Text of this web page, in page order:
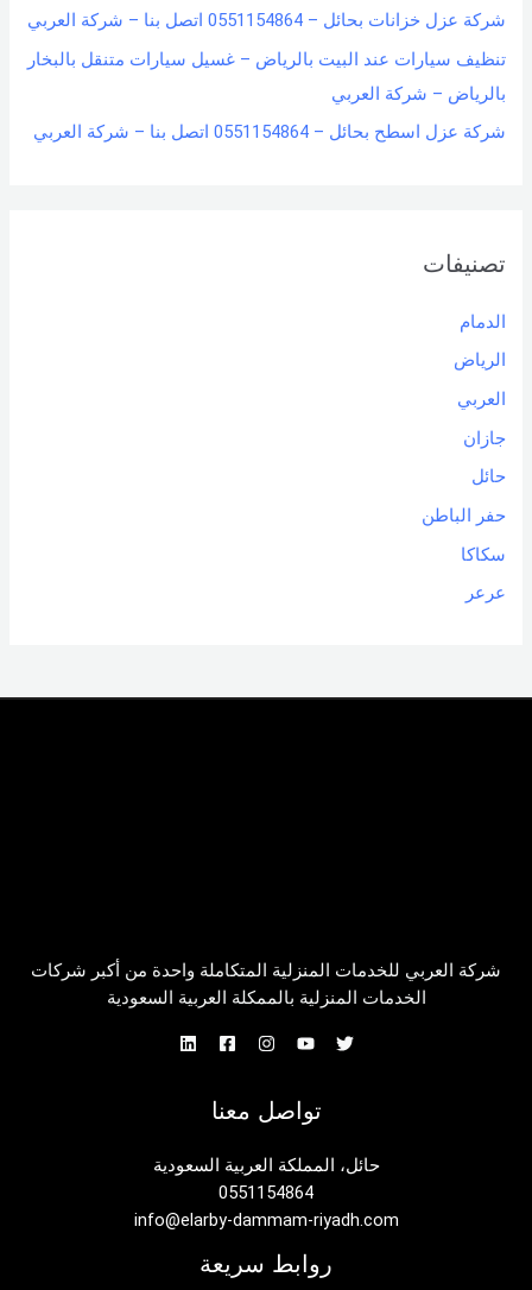
شركة عزل خزانات بحائل – 0551154864 اتصل بنا – شركة العربي
تنظيف سيارات عند البيت بالرياض – غسيل سيارات متنقل بالبخار
بالرياض – شركة العربي
شركة عزل اسطح بحائل – 0551154864 اتصل بنا – شركة العربي
تصنيفات
الدمام
الرياض
العربي
جازان
حائل
حفر الباطن
سكاكا
عرعر
شركة العربي للخدمات المنزلية المتكاملة واحدة من أكبر شركات
الخدمات المنزلية بالممكلة العربية السعودية
تواصل معنا
حائل، المملكة العربية السعودية
0551154864
info@elarby-dammam-riyadh.com
روابط سريعة